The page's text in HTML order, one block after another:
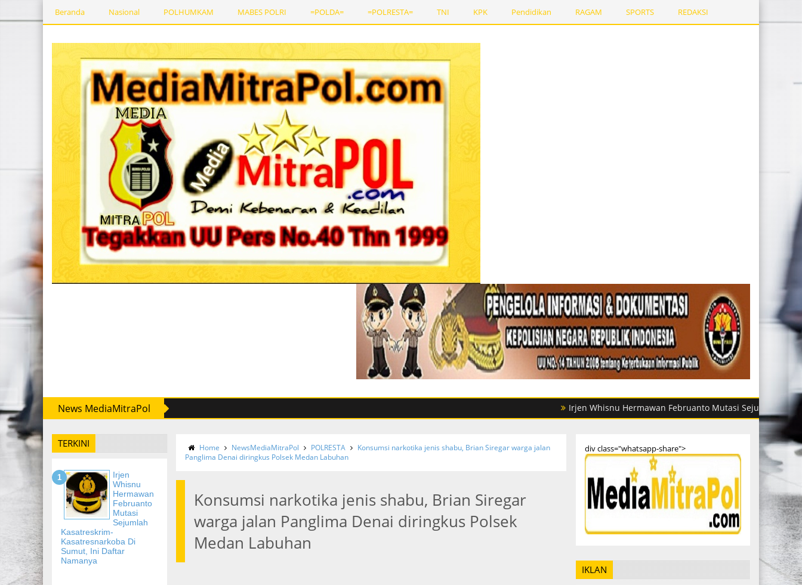
Beranda Nasional POLHUMKAM MABES POLRI =POLDA= =POLRESTA= TNI KPK Pendidikan RAGAM SPORTS REDAKSI
News MediaMitraPol Irjen Whisnu Hermawan Februanto Mutasi Sejumlah
TERKINI
Irjen
Whisnu
Hermawan
Februanto
Mutasi
Sejumlah
Kasatreskrim-
Kasatresnarkoba Di
Sumut, Ini Daftar
Namanya
Home NewsMediaMitraPol POLRESTA
Konsumsi narkotika jenis shabu, Brian Siregar warga jalan
Panglima Denai diringkus Polsek Medan Labuhan
Konsumsi narkotika jenis shabu, Brian Siregar
warga jalan Panglima Denai diringkus Polsek
Medan Labuhan
div class="whatsapp-share">
IKLAN